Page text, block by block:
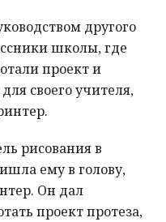
другого
школы, где
проект и
своего учителя,
рисования в
ему в голову,
Он дал
проект протеза,